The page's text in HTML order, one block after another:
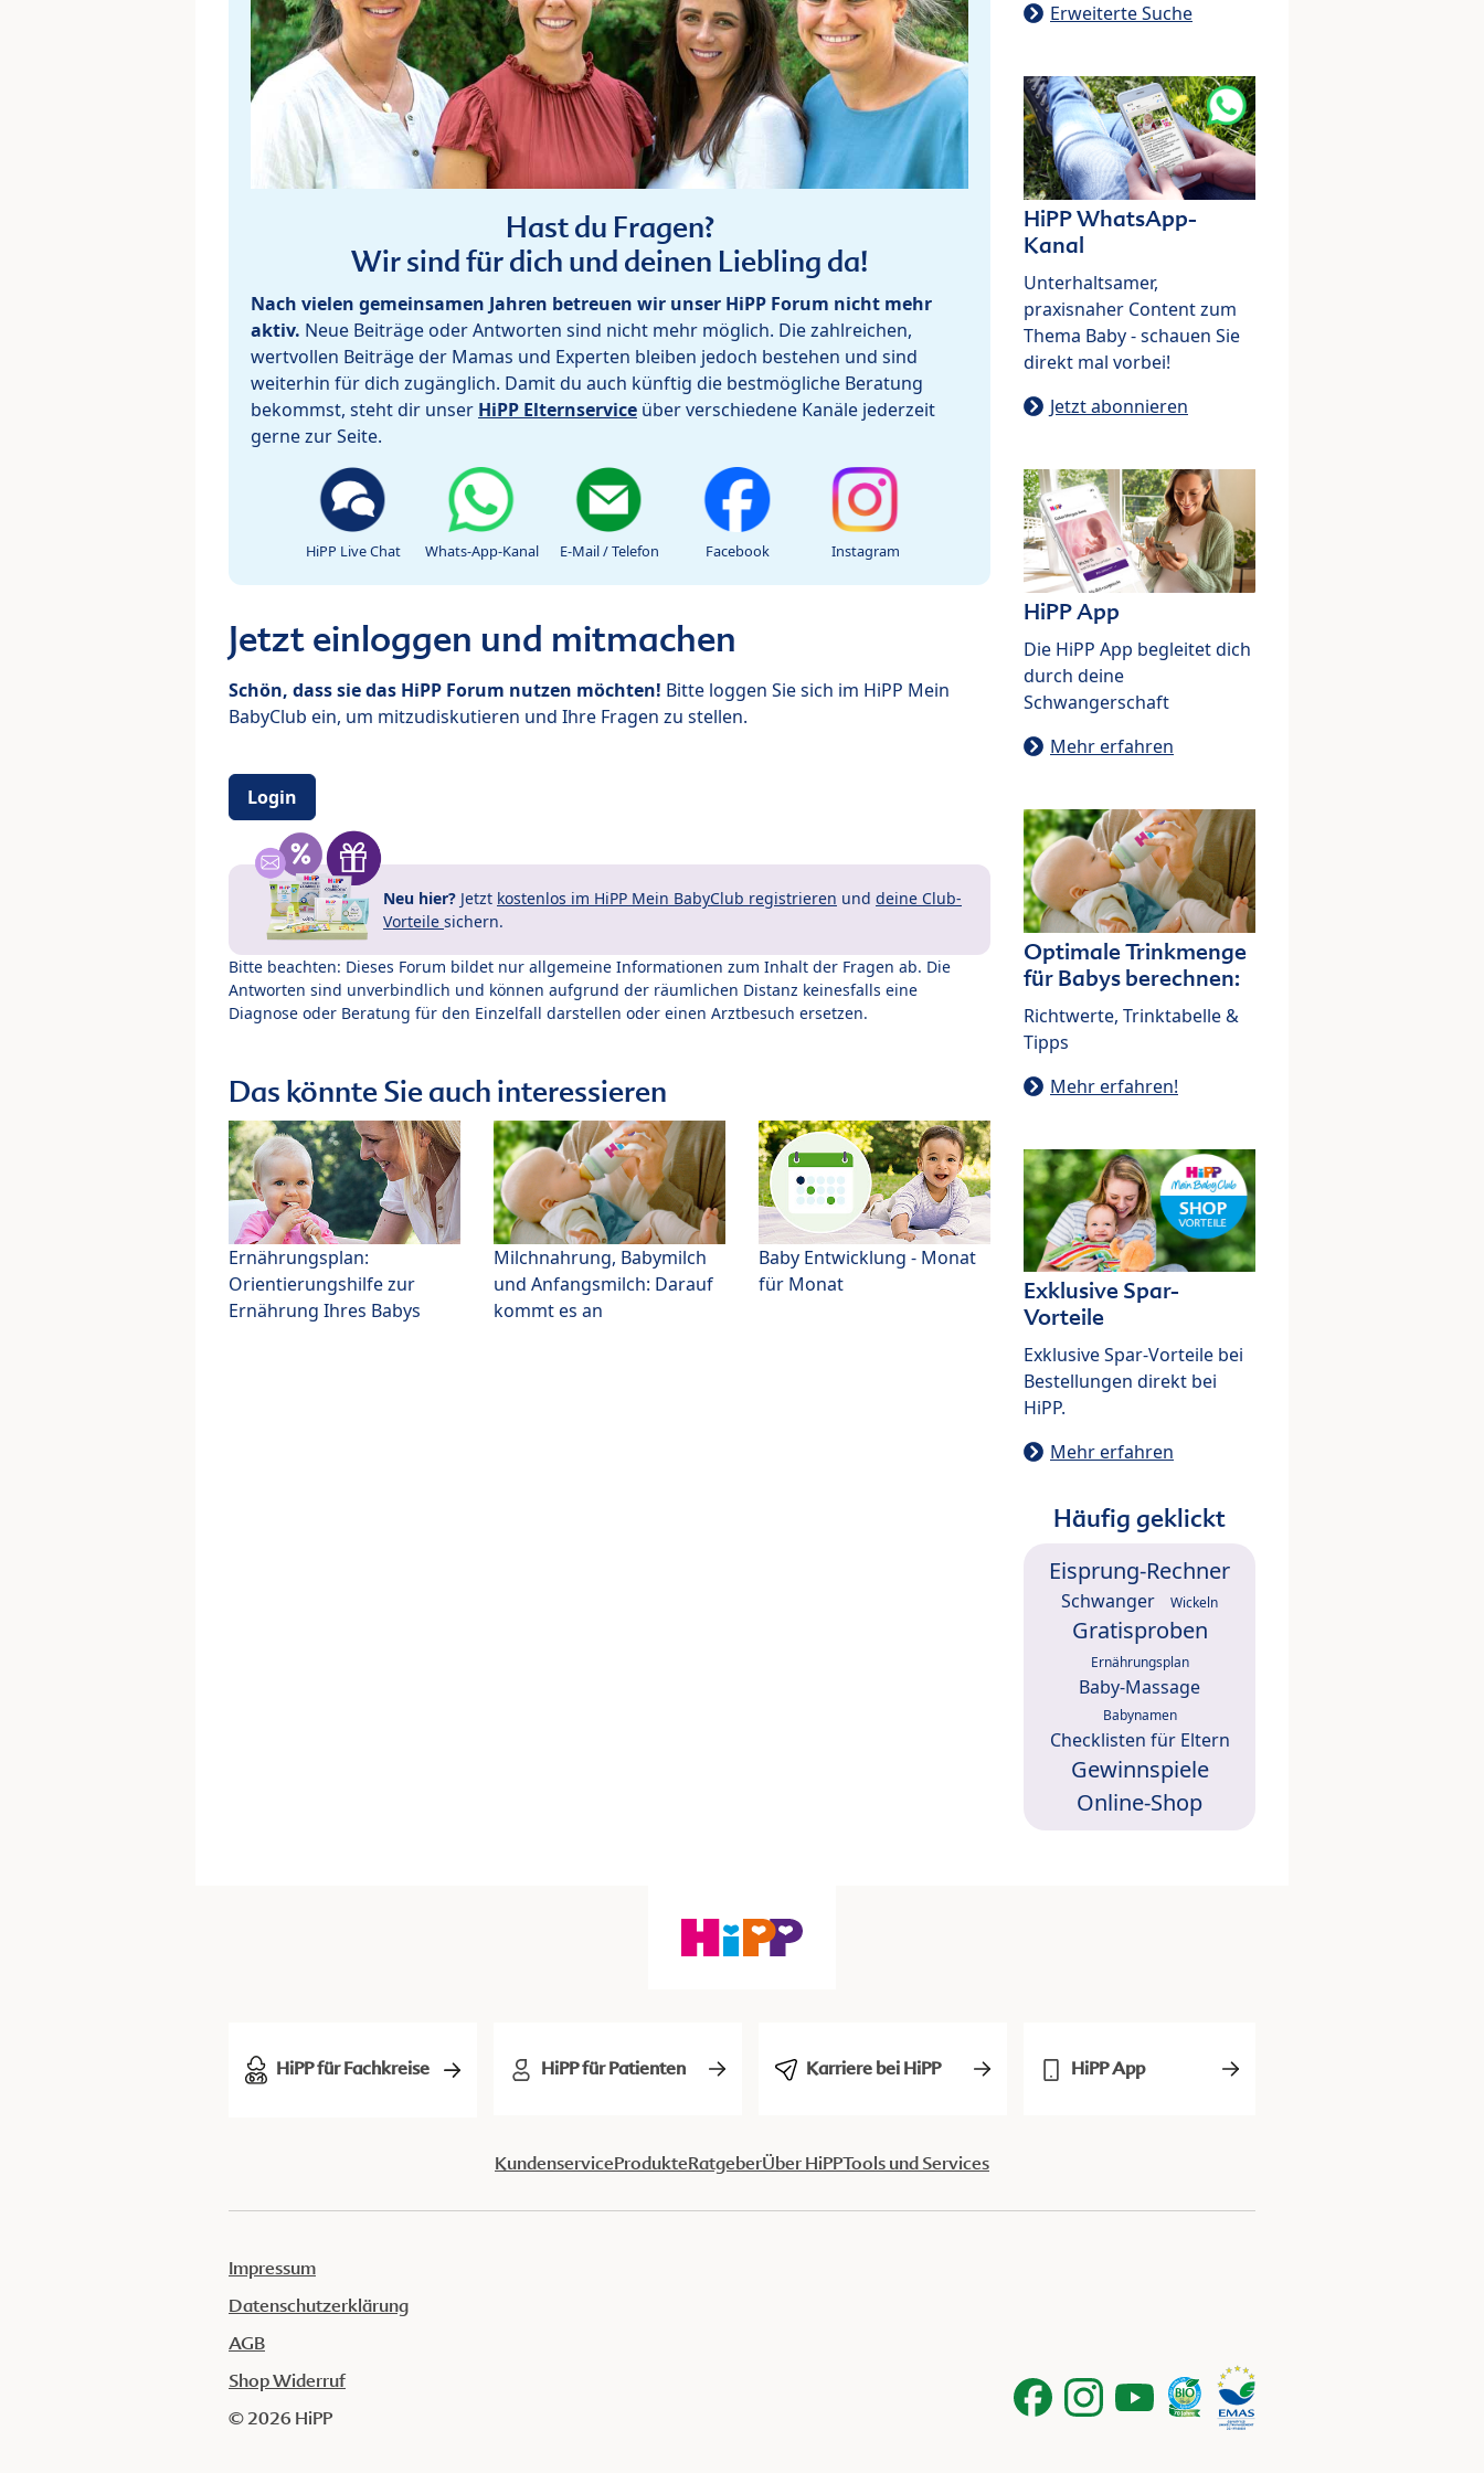
Hast du Fragen?
Wir sind für dich und deinen Liebling da!
Nach vielen gemeinsamen Jahren betreuen wir unser HiPP Forum nicht mehr
aktiv. Neue Beiträge oder Antworten sind nicht mehr möglich. Die zahlreichen,
wertvollen Beiträge der Mamas und Experten bleiben jedoch bestehen und sind
weiterhin für dich zugänglich. Damit du auch künftig die bestmögliche Beratung
bekommst, steht dir unser HiPP Elternservice über verschiedene Kanäle jederzeit
gerne zur Seite.
HiPP Live Chat Whats-App-Kanal E-Mail / Telefon Facebook Instagram
Jetzt einloggen und mitmachen
Schön, dass sie das HiPP Forum nutzen möchten! Bitte loggen Sie sich im HiPP Mein
BabyClub ein, um mitzudiskutieren und Ihre Fragen zu stellen.
Login
Neu hier? Jetzt kostenlos im HiPP Mein BabyClub registrieren und deine Club-
Vorteile sichern.
Bitte beachten: Dieses Forum bildet nur allgemeine Informationen zum Inhalt der Fragen ab. Die
Antworten sind unverbindlich und können aufgrund der räumlichen Distanz keinesfalls eine
Diagnose oder Beratung für den Einzelfall darstellen oder einen Arztbesuch ersetzen.
Das könnte Sie auch interessieren
Ernährungsplan:
Orientierungshilfe zur
Ernährung Ihres Babys
Milchnahrung, Babymilch
und Anfangsmilch: Darauf
kommt es an
Baby Entwicklung - Monat
für Monat
Erweiterte Suche
HiPP WhatsApp-
Kanal
Unterhaltsamer,
praxisnaher Content zum
Thema Baby - schauen Sie
direkt mal vorbei!
Jetzt abonnieren
HiPP App
Die HiPP App begleitet dich
durch deine
Schwangerschaft
Mehr erfahren
Optimale Trinkmenge
für Babys berechnen:
Richtwerte, Trinktabelle &
Tipps
Mehr erfahren!
Exklusive Spar-
Vorteile
Exklusive Spar-Vorteile bei
Bestellungen direkt bei
HiPP.
Mehr erfahren
Häufig geklickt
Eisprung-Rechner
Schwanger Wickeln
Gratisproben
Ernährungsplan
Baby-Massage
Babynamen
Checklisten für Eltern
Gewinnspiele
Online-Shop
HiPP für Fachkreise HiPP für Patienten Karriere bei HiPP HiPP App
KundenserviceProdukteRatgeberÜber HiPPTools und Services
Impressum
Datenschutzerklärung
AGB
Shop Widerruf
© 2026 HiPP